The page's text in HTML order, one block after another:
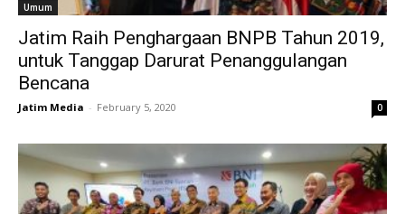
Umum
Jatim Raih Penghargaan BNPB Tahun 2019,
untuk Tanggap Darurat Penanggulangan
Bencana
Jatim Media - February 5, 2020 0